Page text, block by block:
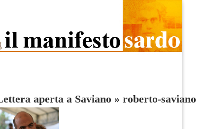
aperta a Saviano » roberto-saviano